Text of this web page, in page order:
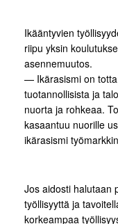
Ikääntyvien
riipu yksin
asennemuutos.
— Ikärasismi on
tuotannollisista ja
nuorta ja rohkeaa.
kasaantuu nuorille
ikärasismi
Jos aidosti halutaan
työllisyyttä ja
korkeampaa